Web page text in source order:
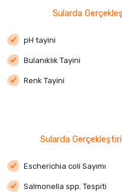
Sularda
pH tayini
Bulanıklık Tayini
Renk Tayini
Sularda
Escherichia coli Sayımı
Salmonella spp. Tespiti